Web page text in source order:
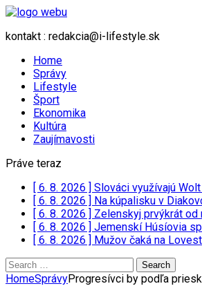
kontakt : redakcia@i-lifestyle.sk
Home
Správy
Lifestyle
Šport
Ekonomika
Kultúra
Zaujímavosti
Práve teraz
[ 6. 8. 2026 ] Slováci využívajú
[ 6. 8. 2026 ] Na kúpalisku v
[ 6. 8. 2026 ] Zelenskyj prvýkrát
[ 6. 8. 2026 ] Jemenskí Húsíovia
[ 6. 8. 2026 ] Mužov čaká na
Search
for:
HomeSprávyProgresívci by podľa